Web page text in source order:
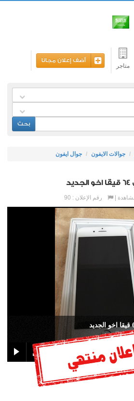
متاجر
أضف إعلان مجانا
بحث
جوالات الايفون جوال ايفون
رقم الإعلان : 90